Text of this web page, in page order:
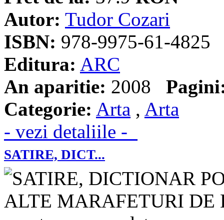
Autor: Tudor Cozari
ISBN: 978-9975-61-4825
Editura: ARC
An aparitie: 2008
Categorie: Arta , Arta
- vezi detaliile -
SATIRE, DICT...